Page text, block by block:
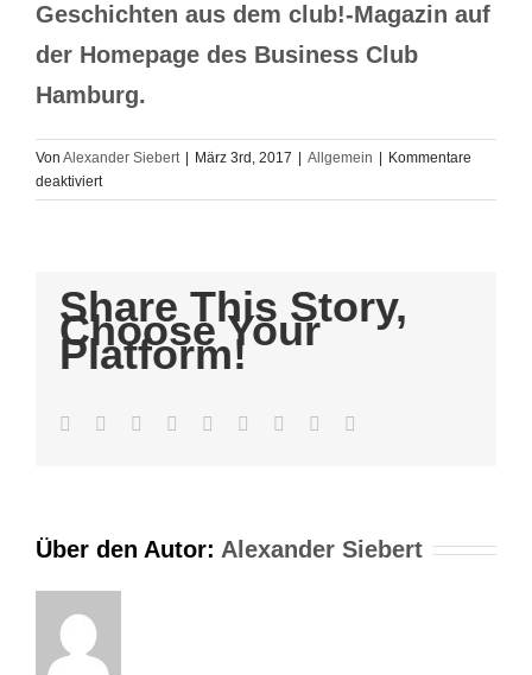
Geschichten aus dem club!-Magazin auf
der Homepage des Business Club
Hamburg.
Von Alexander Siebert März 3rd, 2017 Allgemein
Kommentare
deaktiviertfür
Hamburg
zum
Thema
Wohnen
Share This Story,
Choose Your
Platform!
Facebook
TwitterLinkedIn
Reddit WhatsApp
TumblrPinterest
Über den Autor: Alexander Siebert